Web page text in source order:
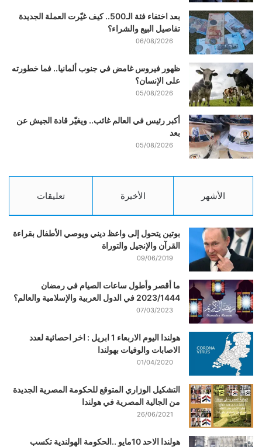
بعد اختفاء فئة الـ500.. كيف غيّرت العملة الجديدة
تفاصيل البيع والشراء؟
06/08/2026
ظهور فيروس غامض في جنوب ألمانيا.. فما خطورته
على الإنسان؟
05/08/2026
أكبر رئيس في العالم غائب.. ويغيّر قادة الجيش عن
بعد
05/08/2026
الأشهر الأخيرة تعليقات
بوتين يتحول إلى واعظ ديني ويوصي الأطفال بقراءة
القرآن والإنجيل والتوراة
09/06/2019
ما أقصر وأطول ساعات الصيام في رمضان
2023/1444 في الدول العربية والإسلامية والعالم؟
07/03/2023
هولندا اليوم الاربعاء 1 ابريل : اخر احصائية لعدد
الاصابات والوفيات بهولندا
01/04/2020
التشكيل الوزاري المتوقع للحكومة المصرية الجديدة
من الجالية المصرية في هولندا
26/06/2021
هولندا الاحد 10مايو ..الحكومة الهولندية تكسب